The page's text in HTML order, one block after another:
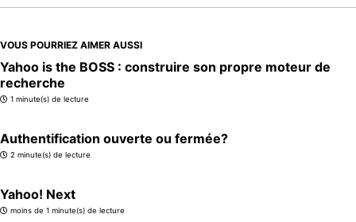
VOUS POURRIEZ AIMER AUSSI
Yahoo is the BOSS : construire son propre moteur de
recherche
1 minute(s) de lecture
Authentification ouverte ou fermée?
2 minute(s) de lecture
Yahoo! Next
moins de 1 minute(s) de lecture